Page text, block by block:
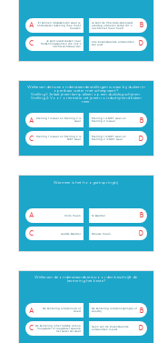
A Er kunnen obstakels zijn waar je
onderwater rekening mee moet
houden B
Je kunt de Check-de-stek alvast
overdag uitvoeren zodat dit 's
nachts niet meer hoeft
C Je kunt alvast zoeken naar
herkenningspunten die ook 's
nachts zichtbaar zijn D
Alle bovenstaande antwoorden
zijn juist
Welke van de twee onderstaande stellingen is waar bij duiken in
openbaar water met scheepvaart?
Stelling 1: Je laat je een lamp alleen op een duikvlag schijnen.
Stelling 2: Voor orientatie zet je een rondschijnend baken
neer.
A Stelling 1 is waar en Stelling 2 is
waar B
Stelling 1 is NIET waar en
Stelling 2 is waar
C Stelling 1 is waar en Stelling 2 is
NIET waar D
Stelling 1 is NIET waar en
Stelling 2 is NIET waar
Wanneer is het hoogste springtij
A Volle maan B
1e kwartier
C Laatste kwartier D
Nieuwe maan
Welke van de onderstaande antwoorden beschrijft de
kentering het beste?
A De kentering is tijdens eb of
vloed B
De kentering is tijdens springtij of
doodtij
C De kentering is het tijdstip iets na
hoogwater of laagwater waarop
het water stil staat D
Geen van de bovenstaande
antwoorden is juist